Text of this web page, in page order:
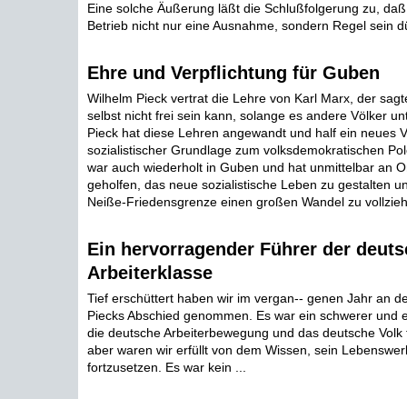
Eine solche Äußerung läßt die Schlußfolgerung zu,
Betrieb nicht nur eine Ausnahme, sondern Regel sein
Ehre und Verpflichtung für Guben
Wilhelm Pieck vertrat die Lehre von Karl Marx, der
selbst nicht frei sein kann, solange es andere Völker
Pieck hat diese Lehren angewandt und half ein neues
sozialistischer Grundlage zum volksdemokratischen
war auch wiederholt in Guben und hat unmittelbar an
geholfen, das neue sozialistische Leben zu gestalten
Neiße-Friedensgrenze einen großen Wandel zu
Ein hervorragender Führer der
Arbeiterklasse
Tief erschüttert haben wir im vergan-- genen Jahr an
Piecks Abschied genommen. Es war ein schwerer und
die deutsche Arbeiterbewegung und das deutsche Volk
aber waren wir erfüllt von dem Wissen, sein
fortzusetzen. Es war kein ...